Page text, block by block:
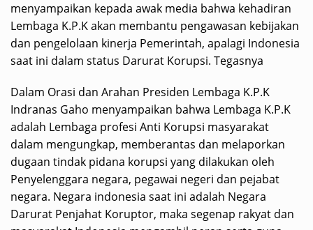
menyampaikan kepada awak media bahwa kehadiran
Lembaga K.P.K akan membantu pengawasan kebijakan
dan pengelolaan kinerja Pemerintah, apalagi Indonesia
saat ini dalam status Darurat Korupsi. Tegasnya
Dalam Orasi dan Arahan Presiden Lembaga K.P.K
Indranas Gaho menyampaikan bahwa Lembaga K.P.K
adalah Lembaga profesi Anti Korupsi masyarakat
dalam mengungkap, memberantas dan melaporkan
dugaan tindak pidana korupsi yang dilakukan oleh
Penyelenggara negara, pegawai negeri dan pejabat
negara. Negara indonesia saat ini adalah Negara
Darurat Penjahat Koruptor, maka segenap rakyat dan